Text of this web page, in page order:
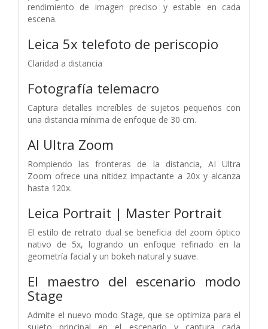
rendimiento de imagen preciso y estable en cada
escena.
Leica 5x telefoto de periscopio
Claridad a distancia
Fotografía telemacro
Captura detalles increíbles de sujetos pequeños con
una distancia mínima de enfoque de 30 cm.
AI Ultra Zoom
Rompiendo las fronteras de la distancia, AI Ultra
Zoom ofrece una nitidez impactante a 20x y alcanza
hasta 120x.
Leica Portrait | Master Portrait
El estilo de retrato dual se beneficia del zoom óptico
nativo de 5x, logrando un enfoque refinado en la
geometría facial y un bokeh natural y suave.
El maestro del escenario modo
Stage
Admite el nuevo modo Stage, que se optimiza para el
sujeto principal en el escenario y captura cada